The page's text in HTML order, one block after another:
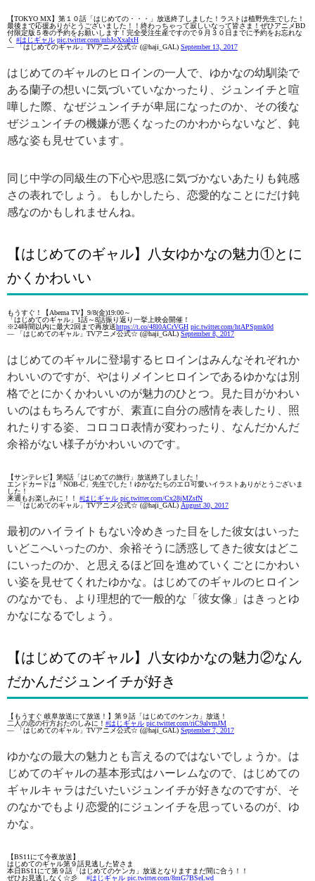
【TOKYO MX】第１０話「はじめての・・・」放送終了しました！ラストは植野先生でした！
最後まで応援ありがとうございました！！終わっちゃって寂しいなって皆さま！ぜひアニメBD
付限定版５巻の予約をお願いします！完全受注生産ですので９月３０日までに予約をお忘れな
く #はじギャル pic.twitter.com/mbJoXxaIxH
— 「はじめてのギャル」TVアニメ公式☆ (@haji_GAL) September 13, 2017
はじめてのギャルのヒロインの一人で、ゆかなの幼馴染で
ある蘭子の想いに気づいていなかったり、ジュンイチと喧
嘩した際、なぜジュンイチが卑屈になったのか、その後な
ぜジュンイチの機嫌が悪くなったのかわからないなど、鈍
感な姿も見せています。
同じ中学の同級生の下心や思惑に気づかないあたりも鈍感
さの表れでしょう。もしかしたら、恋愛的なことにだけ鈍
感なのかもしれませんね。
【はじめてのギャル】八女ゆかなの魅力①とに
かくかわいい
もうすぐ！【Abema TV】9/8(金)19:00～
「はじめてのギャル」1話～8話振り返り一挙上映会開催！
※24時間以内に最大2回まで再放送https://t.co/48l0ACrVGH pic.twitter.com/htAPSpmk0d
— 「はじめてのギャル」TVアニメ公式☆ (@haji_GAL) September 8, 2017
はじめてのギャルに登場するヒロインはみんなそれぞれか
わいいのですが、やはりメインヒロインであるゆかなは別
格でとにかくかわいいのが魅力のひとつ。見た目がかわい
いのはもちろんですが、素直に自分の感情を表したり、照
れたりする姿、コロコロ表情が変わったり、なんだかんだ
余裕がない様子がかわいいのです。
【サンテレビ】第8話「はじめての旅行」放送終了しました！
エンドカードは「NOB-C」先生でした！ゆかなたちのエロ可愛いイラストありがとうございま
した！
来週もお楽しみに！！ #はじギャル pic.twitter.com/Cx28jMZsfN
— 「はじめてのギャル」TVアニメ公式☆ (@haji_GAL) August 30, 2017
最初のハイライトもない冷めきった目をした彼女はいった
いどこへいったのか、余裕そうに誘惑してきた彼女はどこ
にいったのか、と思えるほど回を進めていくごとにかわい
い姿を見せてくれたゆかな。はじめてのギャルのヒロイン
のなかでも、より理想的で一般的な「彼女像」はきっとゆ
かなになるでしょう。
【はじめてのギャル】八女ゆかなの魅力②なん
だかんだジュンイチが好き
【もうすぐ 岐阜放送にて放送！】第９話「はじめてのケンカ」放送！
二人の恋の行方おたのしみに！ #はじギャル pic.twitter.com/riC9alvmJM
— 「はじめてのギャル」TVアニメ公式☆ (@haji_GAL) September 7, 2017
ゆかなの最大の魅力とも言えるのではないでしょうか。は
じめてのギャルの基本形式はハーレムなので、はじめての
ギャルキャラはだいたいジュンイチが好きなのですが、そ
のなかでもより恋愛的にジュンイチを思っているのが、ゆ
かな。
【BS11にて今夜放送】
はじめてのギャル第９話見逃した皆さま
本日BS11にて第９話「はじめてのケンカ」放送となりますまだ間に合う！！
ぜひお見逃しなく☆彡 #はじギャル pic.twitter.com/8mG7BSeLwd